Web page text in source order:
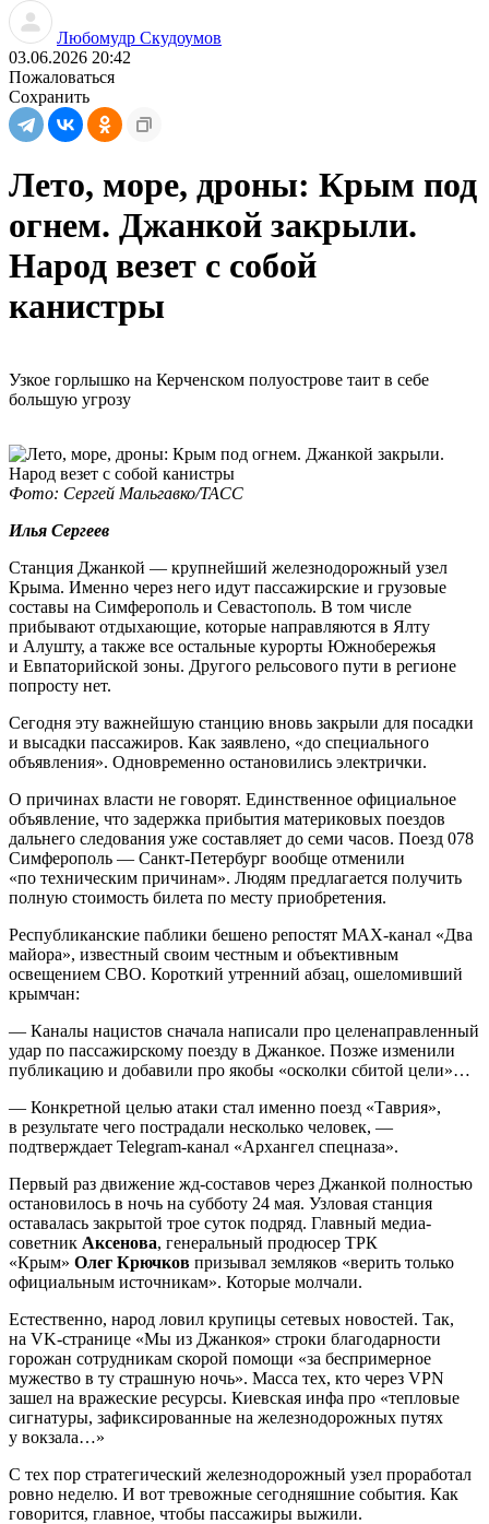
Любомудр Скудоумов
03.06.2026 20:42
Пожаловаться
Сохранить
Лето, море, дроны: Крым под
огнем. Джанкой закрыли.
Народ везет с собой
канистры
Узкое горлышко на Керченском полуострове таит в себе
большую угрозу
Фото: Сергей Мальгавко/ТАСС
Илья Сергеев
Станция Джанкой — крупнейший железнодорожный узел
Крыма. Именно через него идут пассажирские и грузовые
составы на Симферополь и Севастополь. В том числе
прибывают отдыхающие, которые направляются в Ялту
и Алушту, а также все остальные курорты Южнобережья
и Евпаторийской зоны. Другого рельсового пути в регионе
попросту нет.
Сегодня эту важнейшую станцию вновь закрыли для посадки
и высадки пассажиров. Как заявлено, «до специального
объявления». Одновременно остановились электрички.
О причинах власти не говорят. Единственное официальное
объявление, что задержка прибытия материковых поездов
дальнего следования уже составляет до семи часов. Поезд 078
Симферополь — Санкт-Петербург вообще отменили
«по техническим причинам». Людям предлагается получить
полную стоимость билета по месту приобретения.
Республиканские паблики бешено репостят МАХ-канал «Два
майора», известный своим честным и объективным
освещением СВО. Короткий утренний абзац, ошеломивший
крымчан:
— Каналы нацистов сначала написали про целенаправленный
удар по пассажирскому поезду в Джанкое. Позже изменили
публикацию и добавили про якобы «осколки сбитой цели»…
— Конкретной целью атаки стал именно поезд «Таврия»,
в результате чего пострадали несколько человек, —
подтверждает Telegram-канал «Архангел спецназа».
Первый раз движение жд-составов через Джанкой полностью
остановилось в ночь на субботу 24 мая. Узловая станция
оставалась закрытой трое суток подряд. Главный медиа-
советник Аксенова, генеральный продюсер ТРК
«Крым» Олег Крючков призывал земляков «верить только
официальным источникам». Которые молчали.
Естественно, народ ловил крупицы сетевых новостей. Так,
на VK-странице «Мы из Джанкоя» строки благодарности
горожан сотрудникам скорой помощи «за беспримерное
мужество в ту страшную ночь». Масса тех, кто через VPN
зашел на вражеские ресурсы. Киевская инфа про «тепловые
сигнатуры, зафиксированные на железнодорожных путях
у вокзала…»
С тех пор стратегический железнодорожный узел проработал
ровно неделю. И вот тревожные сегодняшние события. Как
говорится, главное, чтобы пассажиры выжили.